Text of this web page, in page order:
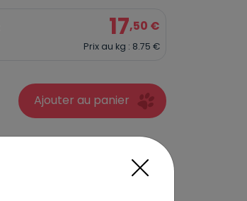
17,50 €
Prix au kg : 8.75 €
Ajouter au panier